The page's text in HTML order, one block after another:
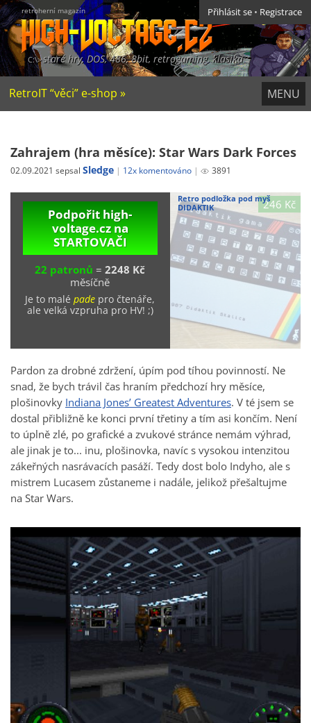
retroherní magazín
staré hry, DOS, 486, 8bit, retrogaming, klasika
Přihlásit se • Registrace
MENU
RetroIT “věci” e-shop »
Zahrajem (hra měsíce): Star Wars Dark Forces
02.09.2021 sepsal Sledge 12x komentováno 3891
Podpořit high-
voltage.cz na
STARTOVAČI
22 patronů =2248 Kč
měsíčně
Je to malépade pro čtenáře,
ale velká vzpruha pro HV! ;)
246 Kč
Retro podložka pod myš
DIDAKTIK
Pardon za drobné zdržení, úpím pod tíhou povinností. Ne
snad, že bych trávil čas hraním předchozí hry měsíce,
plošinovky Indiana Jones’ Greatest Adventures. V té jsem se
dostal přibližně ke konci první třetiny a tím asi končím. Není
to úplně zlé, po grafické a zvukové stránce nemám výhrad,
ale jinak je to... inu, plošinovka, navíc s vysokou intenzitou
zákeřných nasrávacích pasáží. Tedy dost bolo Indyho, ale s
mistrem Lucasem zůstaneme i nadále, jelikož přešaltujme
na Star Wars.